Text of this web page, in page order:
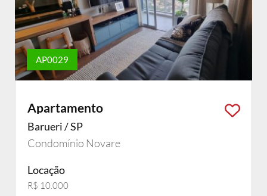
AP0029
Apartamento
Barueri / SP
Condomínio Novare
Locação
R$ 10.000